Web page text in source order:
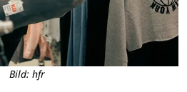
Bild: hfr